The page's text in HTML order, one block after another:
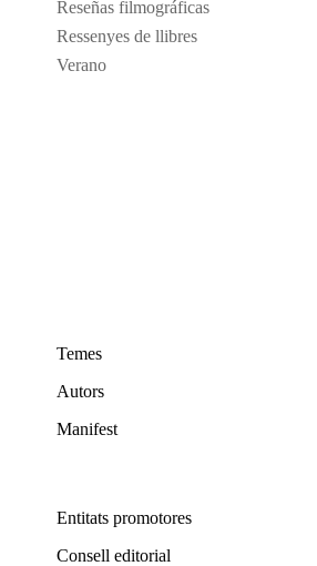
Reseñas filmográficas
Ressenyes de llibres
Verano
Temes
Autors
Manifest
Entitats promotores
Consell editorial